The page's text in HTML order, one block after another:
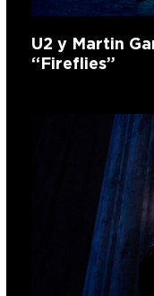
U2 y Martin
“Fireflies”